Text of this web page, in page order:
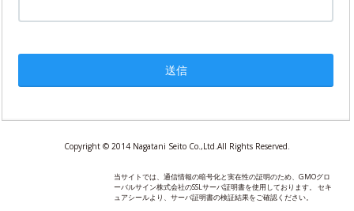
Copyright © 2014 Nagatani Seito Co.,Ltd.All Rights Reserved.
当サイトでは、通信情報の暗号化と実在性の証明のため、GMOグロ
ーバルサイン株式会社のSSLサーバ証明書を使用しております。 セキ
ュアシールより、サーバ証明書の検証結果をご確認ください。